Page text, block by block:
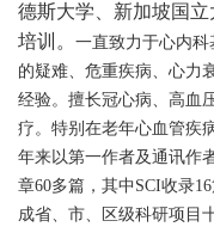
德斯大学、新加坡国
培训。 一直致力于心内
的疑难、危重疾病、心力
经验。擅长冠心病、高血
疗。特别在老年心血管疾
年来以第一作者及通讯作
章60多篇，其中SCI收录
成省、市、区级科研项目